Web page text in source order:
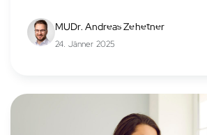
Kinder- und Jugendmedizin aus?...
MUDr. Andreas Zehetner
24. Jänner 2025